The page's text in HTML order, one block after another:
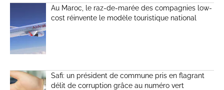
Au Maroc, le raz-de-marée des compagnies low-
cost réinvente le modèle touristique national
Safi: un président de commune pris en flagrant
délit de corruption grâce au numéro vert